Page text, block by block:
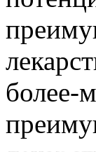
более-